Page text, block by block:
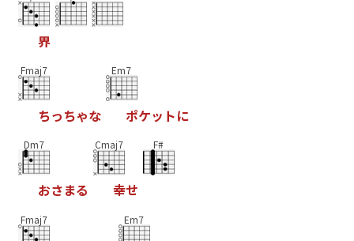
界
Fmaj7
ちっちゃな
Em7
ポケッ トに
Dm7
おさまる
Cmaj7
幸せ
F#
Fmaj7 Em7